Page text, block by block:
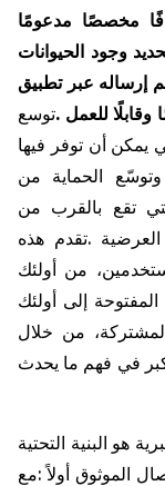
مخصصًا مدعومًا
وجود الحيوانات
إرساله عبر تطبيق
وقابلًا للعمل .توسع
يمكن أن توفر فيها
وتوسّع الحماية من
تقع بالقرب من
العرضية .تقدم هذه
من أولئك
المفتوحة إلى أولئك
من خلال
في فهم ما يحدث
هو البنية التحتية
الموثوق أولاً:مع